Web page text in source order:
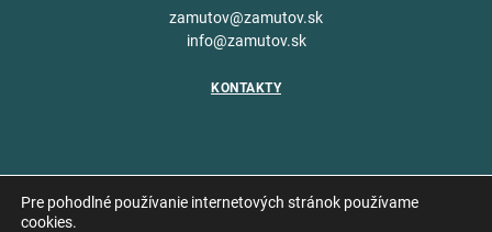
zamutov@zamutov.sk
info@zamutov.sk
KONTAKTY
Pre pohodlné používanie internetových stránok používame
cookies.